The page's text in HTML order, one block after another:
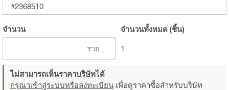
#2368510
จำนวน จำนวนทั้งหมด (ชิ้น)
1
ไม่สามารถเห็นราคาบริษัทได้
กรุณาเข้าสู่ระบบหรือลงทะเบียน เพื่อดูราคาซื้อสำหรับบริษัท